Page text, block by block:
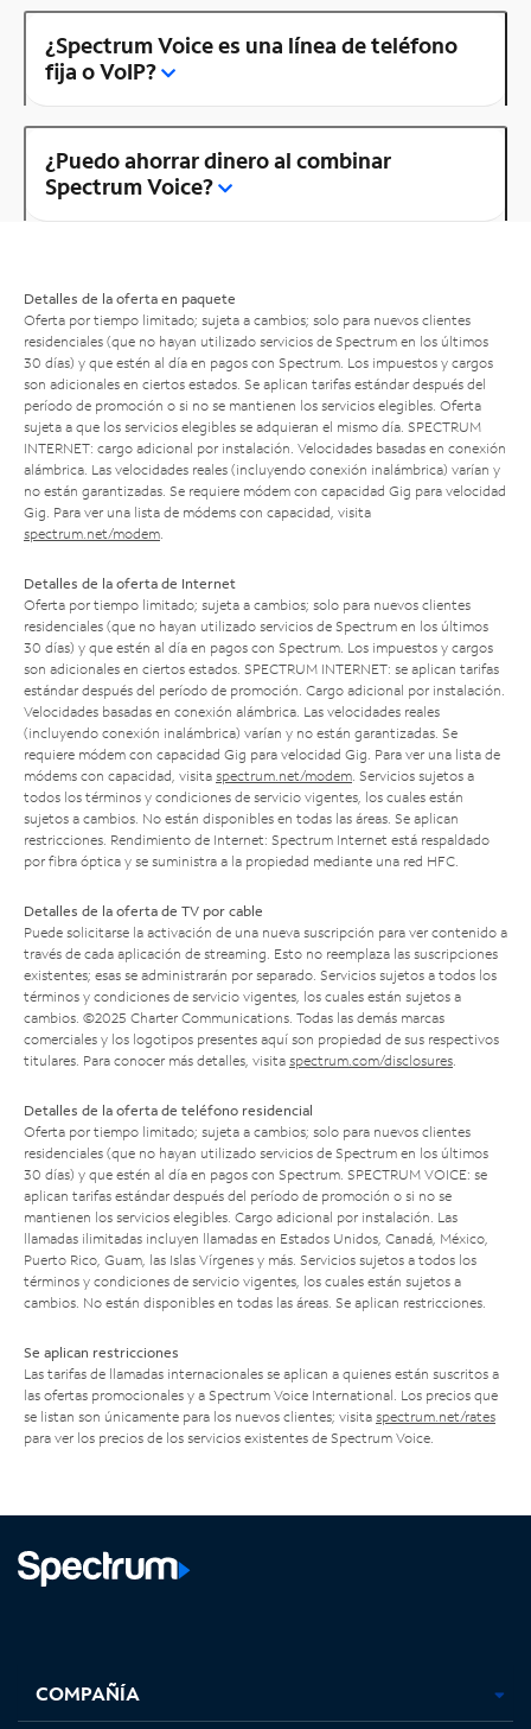
¿Spectrum Voice es una línea de teléfono
fija o VoIP?
¿Puedo ahorrar dinero al combinar
Spectrum Voice?
Detalles de la oferta en paquete
Oferta por tiempo limitado; sujeta a cambios; solo para nuevos clientes
residenciales (que no hayan utilizado servicios de Spectrum en los últimos
30 días) y que estén al día en pagos con Spectrum. Los impuestos y cargos
son adicionales en ciertos estados. Se aplican tarifas estándar después del
período de promoción o si no se mantienen los servicios elegibles. Oferta
sujeta a que los servicios elegibles se adquieran el mismo día. SPECTRUM
INTERNET: cargo adicional por instalación. Velocidades basadas en conexión
alámbrica. Las velocidades reales (incluyendo conexión inalámbrica) varían y
no están garantizadas. Se requiere módem con capacidad Gig para velocidad
Gig. Para ver una lista de módems con capacidad, visita
spectrum.net/modem
Detalles de la oferta de Internet
Oferta por tiempo limitado; sujeta a cambios; solo para nuevos clientes
residenciales (que no hayan utilizado servicios de Spectrum en los últimos
30 días) y que estén al día en pagos con Spectrum. Los impuestos y cargos
son adicionales en ciertos estados. SPECTRUM INTERNET: se aplican tarifas
estándar después del período de promoción. Cargo adicional por instalación.
Velocidades basadas en conexión alámbrica. Las velocidades reales
(incluyendo conexión inalámbrica) varían y no están garantizadas. Se
requiere módem con capacidad Gig para velocidad Gig. Para ver una lista de
módems con capacidad, visita spectrum.net/modem . Servicios sujetos a
todos los términos y condiciones de servicio vigentes, los cuales están
sujetos a cambios. No están disponibles en todas las áreas. Se aplican
restricciones. Rendimiento de Internet: Spectrum Internet está respaldado
por fibra óptica y se suministra a la propiedad mediante una red HFC.
Detalles de la oferta de TV por cable
Puede solicitarse la activación de una nueva suscripción para ver contenido a
través de cada aplicación de streaming. Esto no reemplaza las suscripciones
existentes; esas se administrarán por separado. Servicios sujetos a todos los
términos y condiciones de servicio vigentes, los cuales están sujetos a
cambios. ©2025 Charter Communications. Todas las demás marcas
comerciales y los logotipos presentes aquí son propiedad de sus respectivos
titulares. Para conocer más detalles, visita spectrum.com/disclosures
Detalles de la oferta de teléfono residencial
Oferta por tiempo limitado; sujeta a cambios; solo para nuevos clientes
residenciales (que no hayan utilizado servicios de Spectrum en los últimos
30 días) y que estén al día en pagos con Spectrum. SPECTRUM VOICE: se
aplican tarifas estándar después del período de promoción o si no se
mantienen los servicios elegibles. Cargo adicional por instalación. Las
llamadas ilimitadas incluyen llamadas en Estados Unidos, Canadá, México,
Puerto Rico, Guam, las Islas Vírgenes y más. Servicios sujetos a todos los
términos y condiciones de servicio vigentes, los cuales están sujetos a
cambios. No están disponibles en todas las áreas. Se aplican restricciones.
Se aplican restricciones
Las tarifas de llamadas internacionales se aplican a quienes están suscritos a
las ofertas promocionales y a Spectrum Voice International. Los precios que
se listan son únicamente para los nuevos clientes; visita spectrum.net/rates
para ver los precios de los servicios existentes de Spectrum Voice.
abre
en
abre
en
abre
en
en
COMPAÑÍA